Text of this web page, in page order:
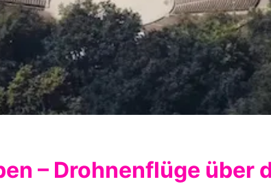
– Drohnenflüge über